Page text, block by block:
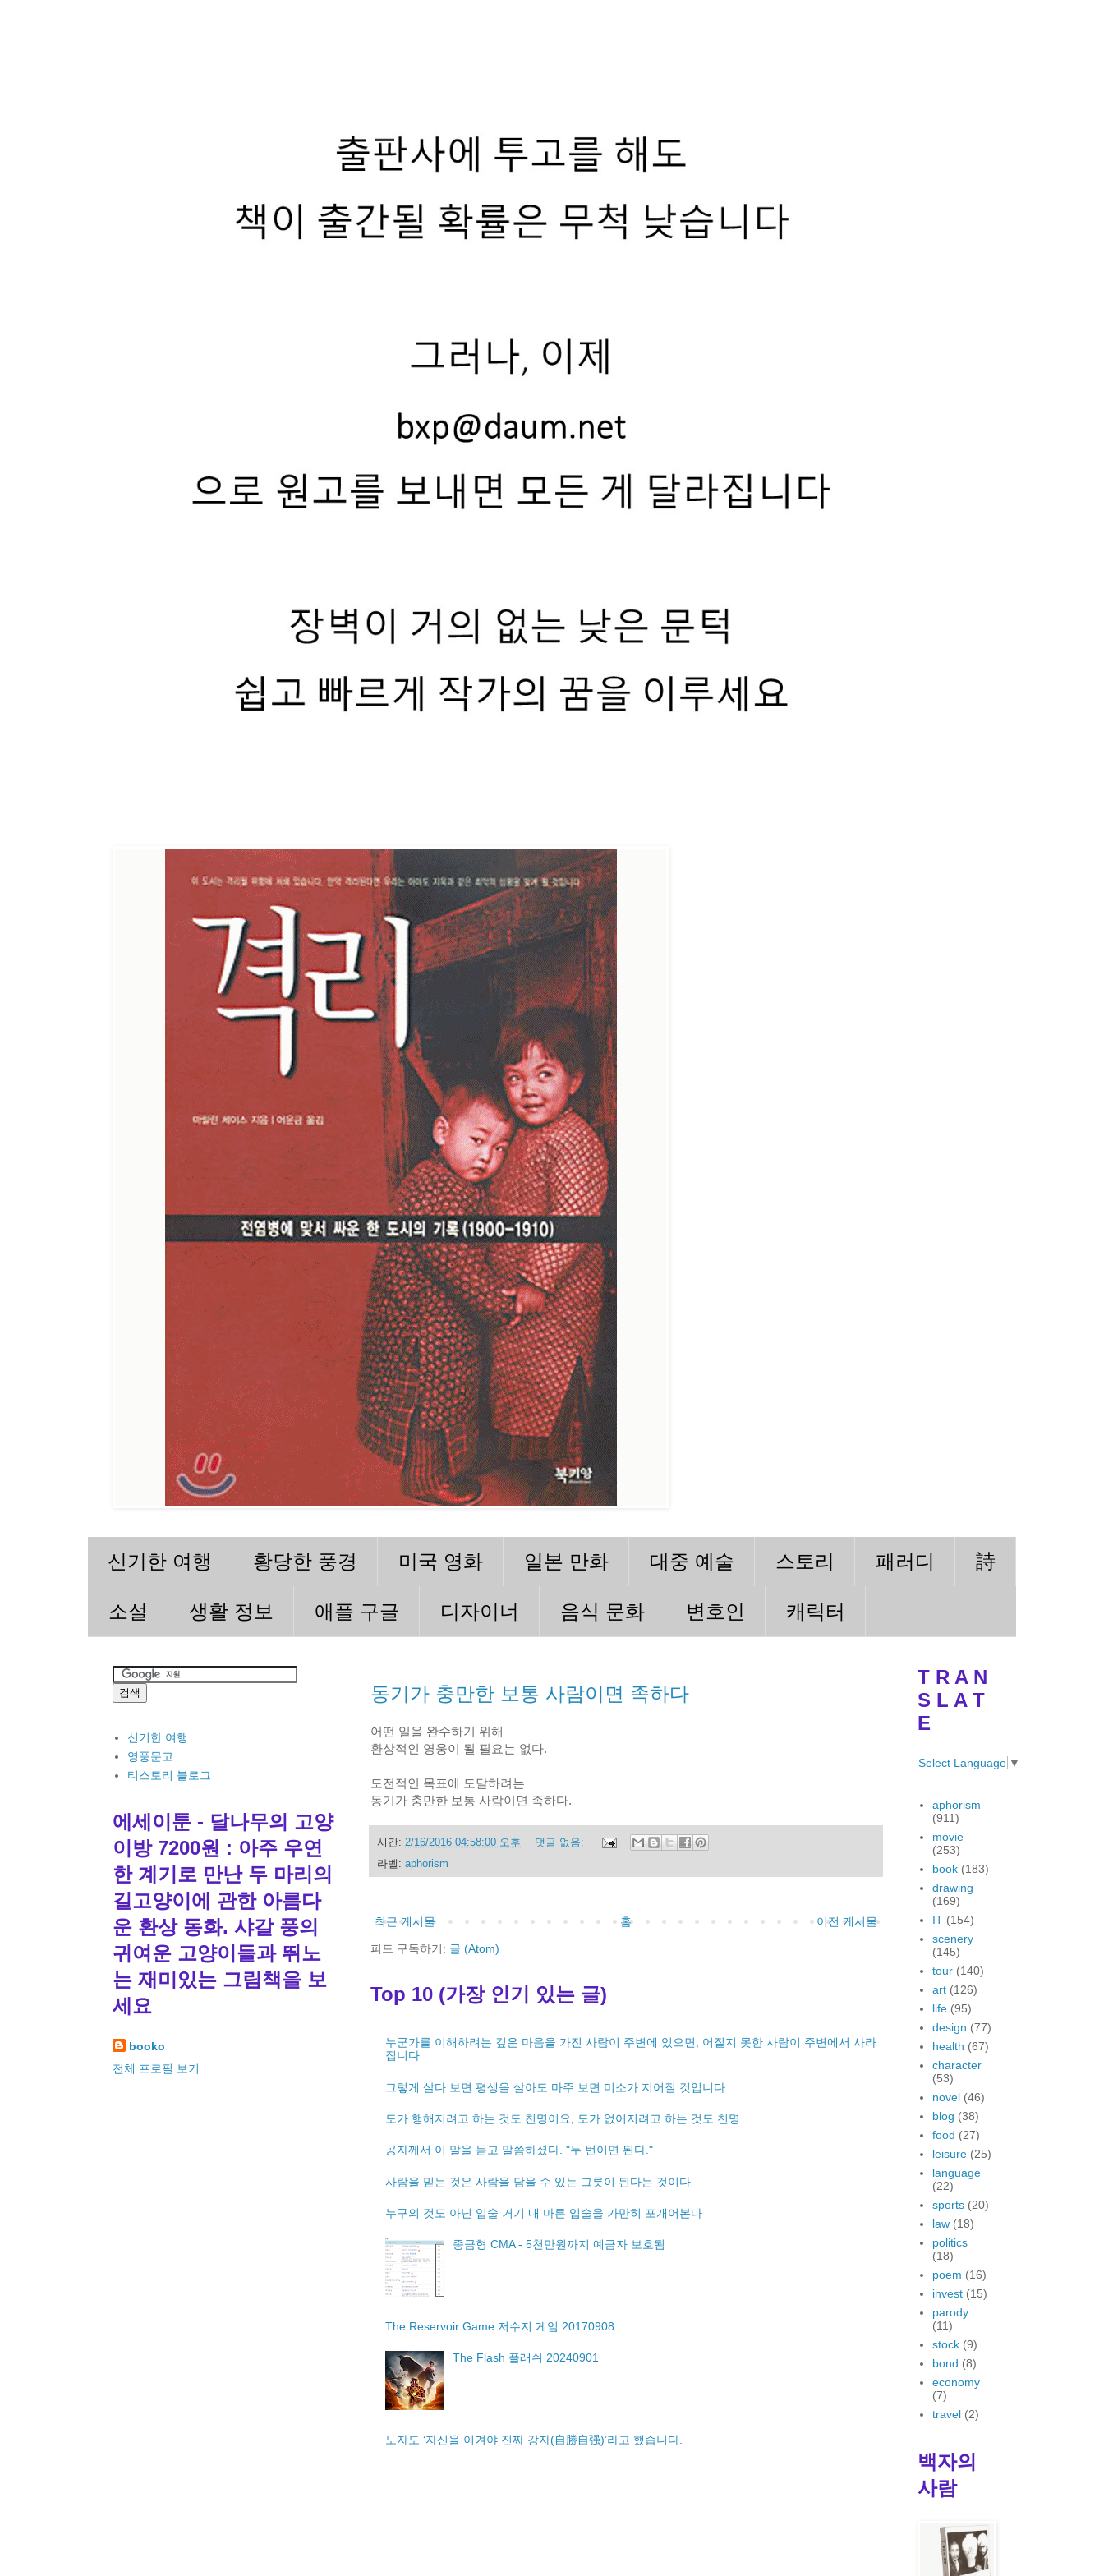
신기한 여행 황당한 풍경 미국 영화 일본 만화 대중 예술 스토리 패러디 詩
소설 생활 정보 애플 구글 디자이너 음식 문화 변호인 캐릭터
동기가 충만한 보통 사람이면 족하다
어떤 일을 완수하기 위해
환상적인 영웅이 될 필요는 없다.
도전적인 목표에 도달하려는
동기가 충만한 보통 사람이면 족하다.
시간: 2/16/2016 04:58:00 오후
댓글 없음:
라벨: aphorism
최근 게시물 이전 게시물
홈
피드 구독하기: 글 (Atom)
Top 10 (가장 인기 있는 글)
누군가를 이해하려는 깊은 마음을 가진 사람이 주변에 있으면, 어질지 못한 사람이 주변에서 사라
집니다
그렇게 살다 보면 평생을 살아도 마주 보면 미소가 지어질 것입니다.
도가 행해지려고 하는 것도 천명이요, 도가 없어지려고 하는 것도 천명
공자께서 이 말을 듣고 말씀하셨다. "두 번이면 된다."
사람을 믿는 것은 사람을 담을 수 있는 그릇이 된다는 것이다
누구의 것도 아닌 입술 거기 내 마른 입술을 가만히 포개어본다
종금형 CMA - 5천만원까지 예금자 보호됨
The Reservoir Game 저수지 게임 20170908
The Flash 플래쉬 20240901
노자도 ‘자신을 이겨야 진짜 강자(自勝自强)’라고 했습니다.
신기한 여행
영풍문고
티스토리 블로그
에세이툰 - 달나무의 고양
이방 7200원 : 아주 우연
한 계기로 만난 두 마리의
길고양이에 관한 아름다
운 환상 동화. 샤갈 풍의
귀여운 고양이들과 뛰노
는 재미있는 그림책을 보
세요
booko
전체 프로필 보기
T R A N
S L A T
E
Select Language ▼
aphorism
(911)
movie
(253)
book (183)
drawing
(169)
IT (154)
scenery
(145)
tour (140)
art (126)
life (95)
design (77)
health (67)
character
(53)
novel (46)
blog (38)
food (27)
leisure (25)
language
(22)
sports (20)
law (18)
politics
(18)
poem (16)
invest (15)
parody
(11)
stock (9)
bond (8)
economy
(7)
travel (2)
백자의
사람